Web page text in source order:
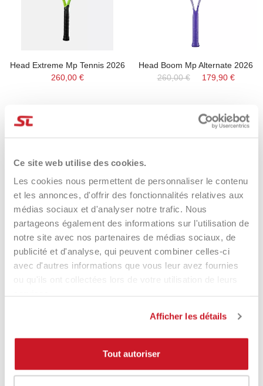
Ce site web utilise des cookies.
Les cookies nous permettent de personnaliser le contenu
et les annonces, d'offrir des fonctionnalités relatives aux
médias sociaux et d'analyser notre trafic. Nous
partageons également des informations sur l'utilisation de
notre site avec nos partenaires de médias sociaux, de
publicité et d'analyse, qui peuvent combiner celles-ci
avec d'autres informations que vous leur avez fournies
ou qu'ils ont collectées lors de votre utilisation de leurs
Afficher les détails
Tout autoriser
Head Extreme Mp Tennis 2026
260,00 €
Head Boom Mp Alternate 2026
260,00 €
179,90 €
-35%